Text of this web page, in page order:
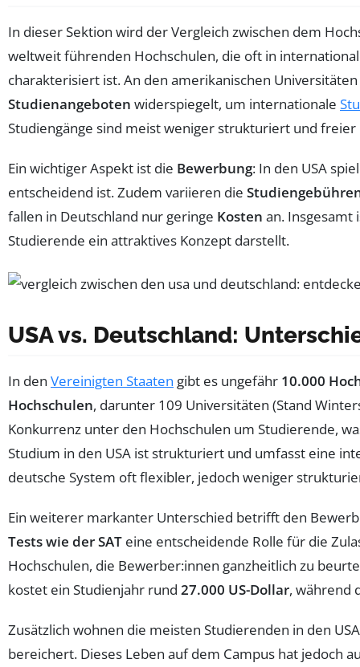
In dieser Sektion wird der Vergleich zwischen dem
weltweit führenden Hochschulen, die oft in
charakterisiert ist. An den amerikanischen
Studienangeboten widerspiegelt, um internationale
Studiengänge sind meist weniger strukturiert und freier
Ein wichtiger Aspekt ist die Bewerbung: In den USA
entscheidend ist. Zudem variieren die
fallen in Deutschland nur geringe Kosten an. Insgesamt
Studierende ein attraktives Konzept darstellt.
USA vs. Deutschland:
In den Vereinigten Staaten gibt es ungefähr 10.000
Hochschulen, darunter 109 Universitäten (Stand
Konkurrenz unter den Hochschulen um Studierende,
Studium in den USA ist strukturiert und umfasst eine
deutsche System oft flexibler, jedoch weniger
Ein weiterer markanter Unterschied betrifft den
Tests wie der SAT eine entscheidende Rolle für die
Hochschulen, die Bewerber:innen ganzheitlich zu
kostet ein Studienjahr rund 27.000 US-Dollar, während
Zusätzlich wohnen die meisten Studierenden in den
bereichert. Dieses Leben auf dem Campus hat jedoch